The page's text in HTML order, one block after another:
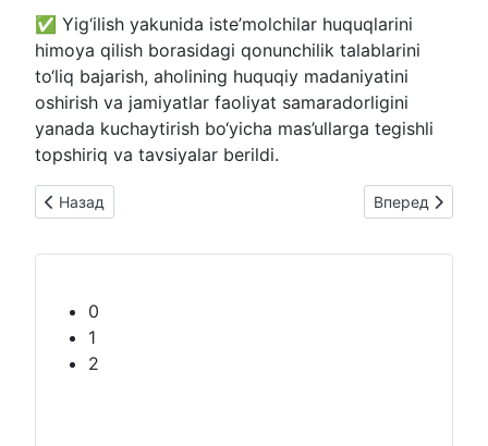
✅ Yig‘ilish yakunida iste’molchilar huquqlarini
himoya qilish borasidagi qonunchilik talablarini
to‘liq bajarish, aholining huquqiy madaniyatini
oshirish va jamiyatlar faoliyat samaradorligini
yanada kuchaytirish bo‘yicha mas’ullarga tegishli
topshiriq va tavsiyalar berildi.
Предыдущий: Asossiz qarzdorlik bartaraf etildi: iste'molchi
Назад Следующий: ⚡️
Вперед
0
1
2